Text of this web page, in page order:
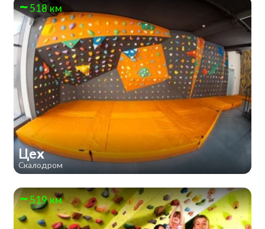
518 км
Цех
Скалодром
519 км